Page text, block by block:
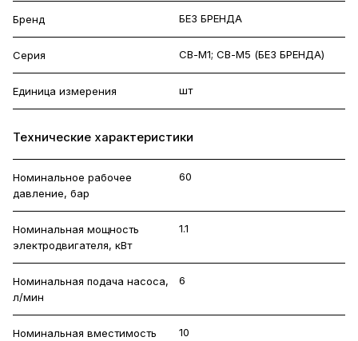
Бренд БЕЗ БРЕНДА
Серия СВ-М1; СВ-М5 (БЕЗ БРЕНДА)
Единица измерения шт
Технические характеристики
Номинальное рабочее
давление, бар
60
Номинальная мощность
электродвигателя, кВт
1.1
Номинальная подача насоса,
л/мин
6
Номинальная вместимость
10